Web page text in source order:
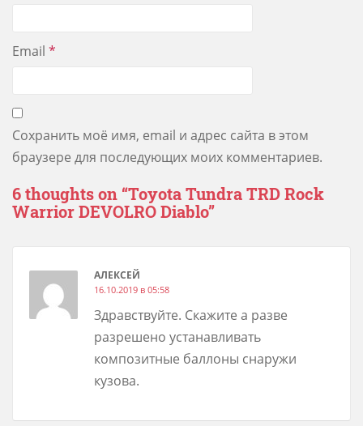
Email *
Сохранить моё имя, email и адрес сайта в этом
браузере для последующих моих комментариев.
6 thoughts on “Toyota Tundra TRD Rock
Warrior DEVOLRO Diablo”
АЛЕКСЕЙ
16.10.2019 в 05:58
Здравствуйте. Скажите а разве
разрешено устанавливать
композитные баллоны снаружи
кузова.